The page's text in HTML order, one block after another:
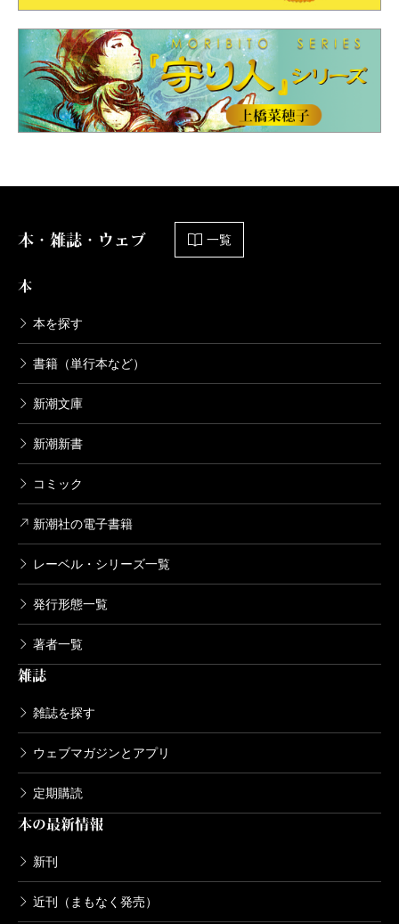
本・雑誌・ウェブ 一覧
本
本を探す
書籍（単行本など）
新潮文庫
新潮新書
コミック
新潮社の電子書籍
レーベル・シリーズ一覧
発行形態一覧
著者一覧
雑誌
雑誌を探す
ウェブマガジンとアプリ
定期購読
本の最新情報
新刊
近刊（まもなく発売）